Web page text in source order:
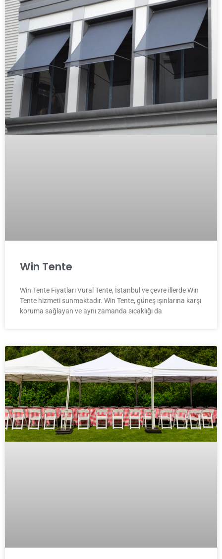
Win Tente
Win Tente Fiyatları Vural Tente, İstanbul ve çevre illerde Win
Tente hizmeti sunmaktadır. Win Tente, güneş ışınlarına karşı
koruma sağlayan ve aynı zamanda sıcaklığı da